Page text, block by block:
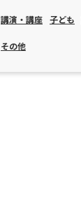
講演・講座 子ども
その他